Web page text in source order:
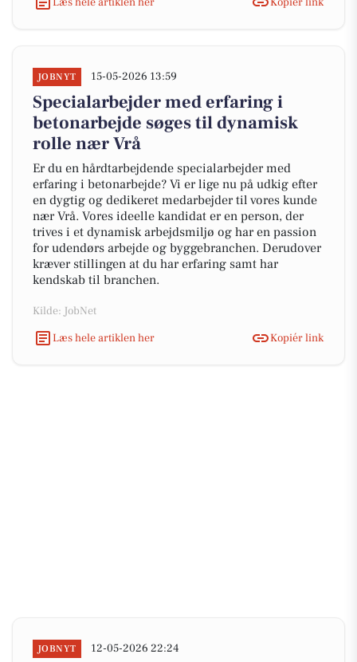
JOBNYT 15-05-2026 13:59
Specialarbejder med erfaring i
betonarbejde søges til dynamisk
rolle nær Vrå
Er du en hårdtarbejdende specialarbejder med
erfaring i betonarbejde? Vi er lige nu på udkig efter
en dygtig og dedikeret medarbejder til vores kunde
nær Vrå. Vores ideelle kandidat er en person, der
trives i et dynamisk arbejdsmiljø og har en passion
for udendørs arbejde og byggebranchen. Derudover
kræver stillingen at du har erfaring samt har
kendskab til branchen.
Kilde: JobNet
Læs hele artiklen her
Kopiér link
JOBNYT 12-05-2026 22:24